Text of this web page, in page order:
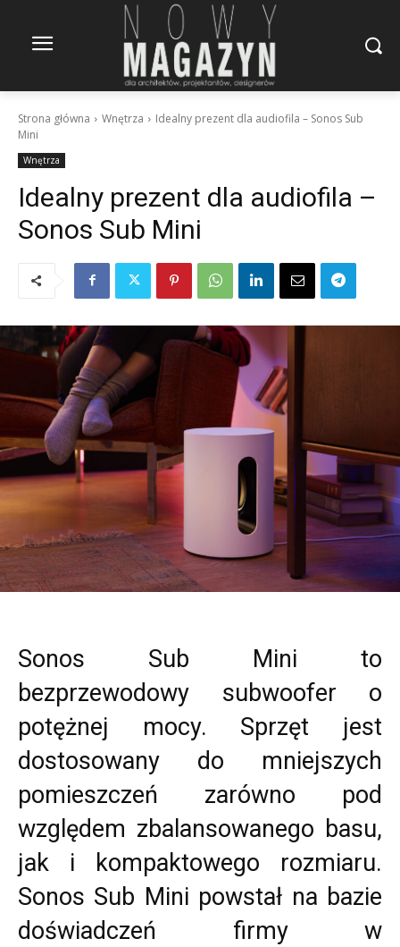
Strona główna Wnętrza
Idealny prezent dla audiofila – Sonos Sub
Mini
Wnętrza
Idealny prezent dla audiofila –
Sonos Sub Mini
Sonos Sub Mini to
bezprzewodowy subwoofer o
potężnej mocy. Sprzęt jest
dostosowany do mniejszych
pomieszczeń zarówno pod
względem zbalansowanego basu,
jak i kompaktowego rozmiaru.
Sonos Sub Mini powstał na bazie
doświadczeń firmy w